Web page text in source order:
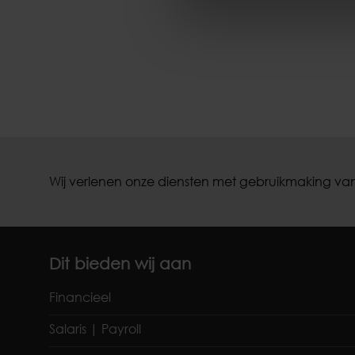
Wij verlenen onze diensten met gebruikmaking
Dit bieden wij aan
Financieel
Salaris | Payroll